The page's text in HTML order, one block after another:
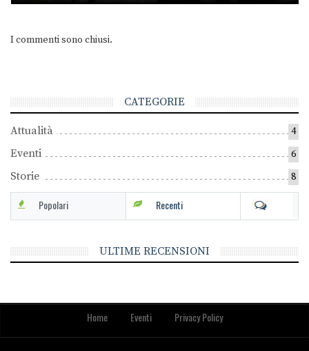
I commenti sono chiusi.
CATEGORIE
Attualità 4
Eventi 6
Storie 8
Popolari Recenti
ULTIME RECENSIONI
Home Eventi Privacy Policy